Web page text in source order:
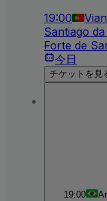
19:00
Santiago
Forte de
今日
チケットを見
19:00